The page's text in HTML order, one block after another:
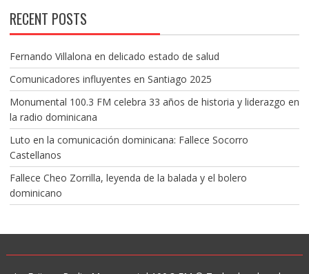
RECENT POSTS
Fernando Villalona en delicado estado de salud
Comunicadores influyentes en Santiago 2025
Monumental 100.3 FM celebra 33 años de historia y liderazgo en
la radio dominicana
Luto en la comunicación dominicana: Fallece Socorro
Castellanos
Fallece Cheo Zorrilla, leyenda de la balada y el bolero
dominicano